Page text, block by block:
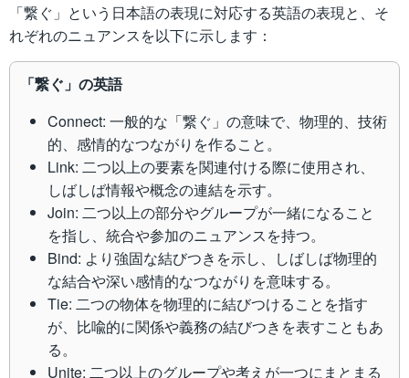
「繋ぐ」という日本語の表現に対応する英語の表現と、そ
れぞれのニュアンスを以下に示します：
「繋ぐ」の英語
Connect: 一般的な「繋ぐ」の意味で、物理的、技術
的、感情的なつながりを作ること。
Link: 二つ以上の要素を関連付ける際に使用され、
しばしば情報や概念の連結を示す。
Join: 二つ以上の部分やグループが一緒になること
を指し、統合や参加のニュアンスを持つ。
Bind: より強固な結びつきを示し、しばしば物理的
な結合や深い感情的なつながりを意味する。
Tie: 二つの物体を物理的に結びつけることを指す
が、比喩的に関係や義務の結びつきを表すこともあ
る。
Unite: 二つ以上のグループや考えが一つにまとまる